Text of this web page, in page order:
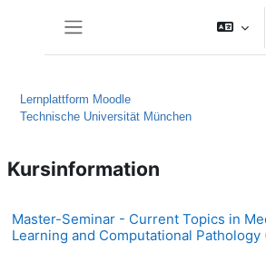
Lernplattform Moodle
Technische Universität München
Kursinformation
Master-Seminar - Current Topics in
Learning and Computational Pathology